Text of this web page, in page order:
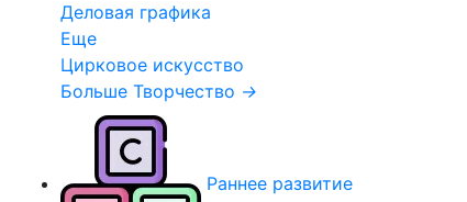
Деловая графика
Еще
Цирковое искусство
Больше Творчество →
Раннее развитие